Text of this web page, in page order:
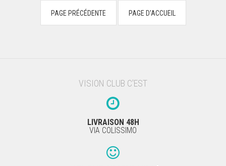
VISION CLUB C'EST
LIVRAISON 48H
VIA COLISSIMO